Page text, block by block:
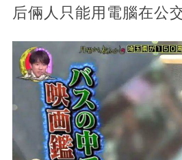
后倆人只能用電腦在公